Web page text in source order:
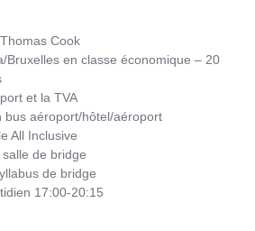
Cook
Bruxelles en classe économique – 20
et la TVA
bus aéroport/hôtel/aéroport
All Inclusive
de bridge
de bridge
17:00-20:15